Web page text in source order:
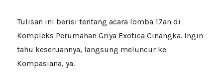
Tulisan ini berisi tentang acara lomba 17an di
Kompleks Perumahan Griya Exotica Cinangka. Ingin
tahu keseruannya, langsung meluncur ke
Kompasiana, ya.